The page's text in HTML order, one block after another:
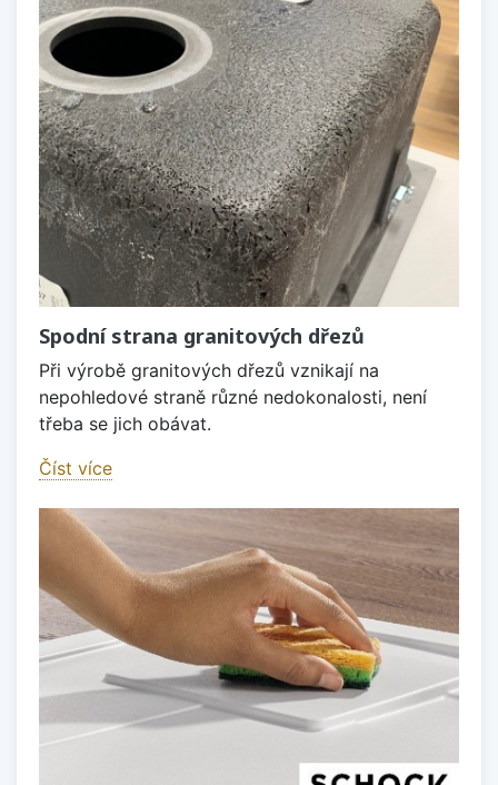
Spodní strana granitových dřezů
Při výrobě granitových dřezů vznikají na
nepohledové straně různé nedokonalosti, není
třeba se jich obávat.
Číst více